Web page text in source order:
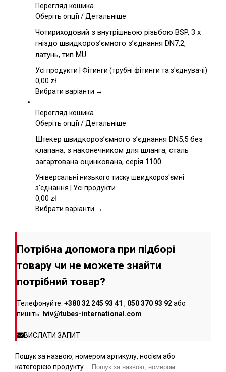
сторінці
товару
Перегляд кошика
Оберіть опціїЦей
має
кілька
варіантів.
Параметри
вибрати
сторінці
товару
/Детальніше
Чотириходовий з внутрішньою різьбою BSP, 3 x
гніздо швидкороз’ємного з’єднання DN7,2,
латунь, тип MU
Усі продукти | Фітинги (трубні фітинги та з'єднувачі)
0,00 zł
Вибрати варіанти →
Перегляд кошика
Оберіть опціїЦей
має
кілька
варіантів.
Параметри
можна
на
/Детальніше
Штекер швидкороз’ємного з’єднання DN5,5 без
клапана, з наконечником для шланга, сталь
загартована оцинкована, серія 1100
Універсальні низького тиску швидкороз'ємні
з'єднання | Усі продукти
0,00 zł
Вибрати варіанти →
Потрібна допомога при підборі
товару чи не можете знайти
потрібний товар?
Телефонуйте: +380 32 245 93 41 , 050 370 93 92або
пишіть: lviv@tubes-international.com
ВИСЛАТИ ЗАПИТ
Пошук за назвою, номером артикулу, носієм або
категорією продукту ...